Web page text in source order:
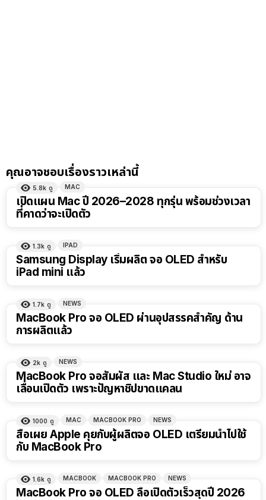
คุณอาจชอบเรื่องราวเหล่านี้
5.8k ดู MAC
เปิดแผน Mac ปี 2026–2028 ทุกรุ่น พร้อมช่วงเวลา
ที่คาดว่าจะเปิดตัว
1.3k ดู IPAD
Samsung Display เริ่มผลิต จอ OLED สำหรับ
iPad mini แล้ว
1.7k ดู NEWS
MacBook Pro จอ OLED ผ่านอุปสรรคสำคัญ ด้าน
การผลิตแล้ว
2k ดู NEWS
MacBook Pro จอสัมผัส และ Mac Studio ใหม่ อาจ
เลื่อนเปิดตัว เพราะปัญหาชิปขาดแคลน
1000 ดู MAC MACBOOK PRO NEWS
สื่อเผย Apple คุยกับผู้ผลิตจอ OLED เตรียมนำไปใช้
กับ MacBook Pro
1.6k ดู MACBOOK MACBOOK PRO NEWS
MacBook Pro จอ OLED ลือเปิดตัวเร็วสุดปี 2026